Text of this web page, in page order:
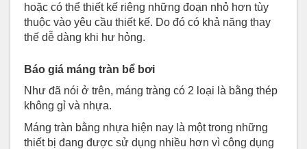
hoặc có thể thiết kế riêng những đoạn nhỏ hơn tùy
thuộc vào yêu cầu thiết kế. Do đó có khả năng thay
thế dễ dàng khi hư hỏng.
Báo giá máng tràn bể bơi
Như đã nói ở trên, máng tràng có 2 loại là bằng thép
không gỉ và nhựa.
Máng tràn bằng nhựa hiện nay là một trong những
thiết bị đang được sử dụng nhiều hơn vì công dụng